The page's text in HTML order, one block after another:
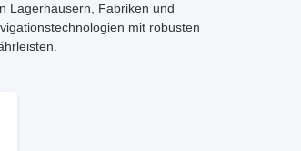
Lagerhäusern, Fabriken und
mit robusten